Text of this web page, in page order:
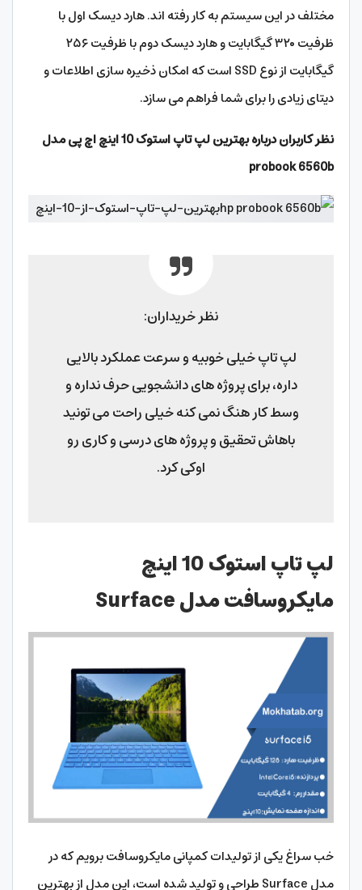
مختلف در این سیستم به کار رفته اند. هارد دیسک اول با
ظرفیت ۳۲۰ گیگابایت و هارد دیسک دوم با ظرفیت ۲۵۶
گیگابایت از نوع SSD است که امکان ذخیره سازی اطلاعات و
دیتای زیادی را برای شما فراهم می سازد.
نظر کاربران درباره بهترین لپ تاپ استوک 10 اینچ اچ پی مدل
probook 6560b
نظر خریداران:
لپ تاپ خیلی خوبیه و سرعت عملکرد بالایی
داره، برای پروژه های دانشجویی حرف نداره و
وسط کار هنگ نمی کنه خیلی راحت می تونید
باهاش تحقیق و پروژه های درسی و کاری رو
اوکی کرد.
لپ تاپ استوک 10 اینچ
مایکروسافت مدل Surface
خب سراغ یکی از تولیدات کمپانی مایکروسافت برویم که در
مدل Surface طراحی و تولید شده است، این مدل از بهترین